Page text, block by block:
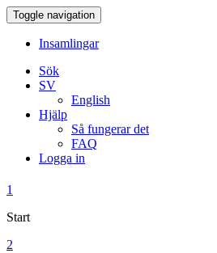
Toggle navigation
Insamlingar
Sök
SV
English
Hjälp
Så fungerar det
FAQ
Logga in
1
Start
2